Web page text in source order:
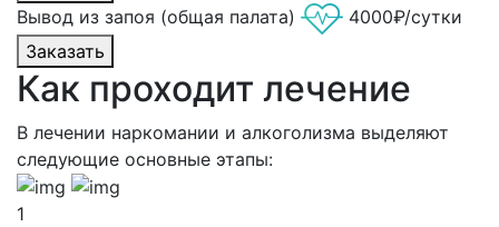
Вывод из запоя (общая палата)
4000₽/сутки
Заказать
Как проходит лечение
В лечении наркомании и алкоголизма выделяют
следующие основные этапы:
1